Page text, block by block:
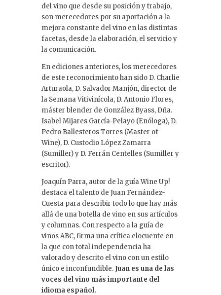
del vino que desde su posición y trabajo,
son merecedores por su aportación a la
mejora constante del vino en las distintas
facetas, desde la elaboración, el servicio y
la comunicación.
En ediciones anteriores, los merecedores
de este reconocimiento han sido D. Charlie
Arturaola, D. Salvador Manjón, director de
la Semana Vitivinícola, D. Antonio Flores,
máster blender de González Byass, Dña.
Isabel Mijares García-Pelayo (Enóloga), D.
Pedro Ballesteros Torres (Master of
Wine), D. Custodio López Zamarra
(Sumiller) y D. Ferrán Centelles (Sumiller y
escritor).
Joaquín Parra, autor de la guía Wine Up!
destaca el talento de Juan Fernández-
Cuesta para describir todo lo que hay más
allá de una botella de vino en sus artículos
y columnas. Con respecto a la guía de
vinos ABC, firma una crítica elocuente en
la que con total independencia ha
valorado y descrito el vino con un estilo
único e inconfundible. Juan es una de las
voces del vino más importante del
idioma español.